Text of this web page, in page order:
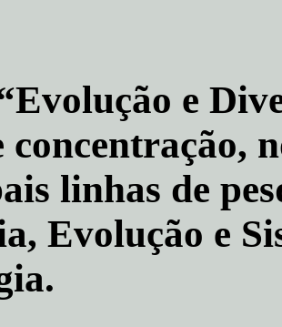
e
concentração,
linhas de
Evolução e